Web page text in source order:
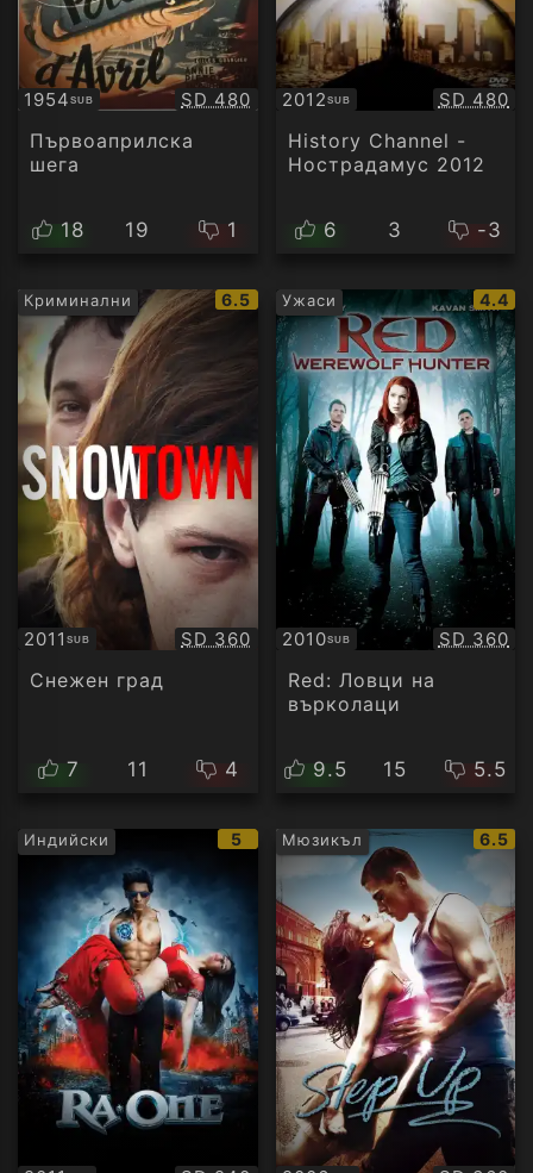
1954SUB
Субтитри Качество:
SD 480
Първоаприлска
шега
18 19 1
2012SUB
Субтитри SD 480
History Channel -
Нострадамус 2012
6 3 -3
Криминални
IMDb
рейтинг:
6.5
2011SUB
Субтитри Качество:
SD 360
Снежен град
7 11 4
Ужаси
IMDb
4.4
2010SUB
Субтитри SD 360
Red: Ловци на
върколаци
9.5 15 5.5
Индийски
IMDb
рейтинг:
5 Мюзикъл
IMDb
6.5